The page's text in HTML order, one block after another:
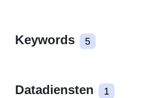
Keywords 5
Datadiensten 1